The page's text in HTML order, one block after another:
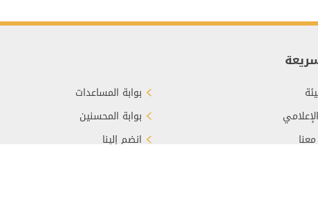
بوابة المساعدات
بوابة المحسنين
انضم إلينا